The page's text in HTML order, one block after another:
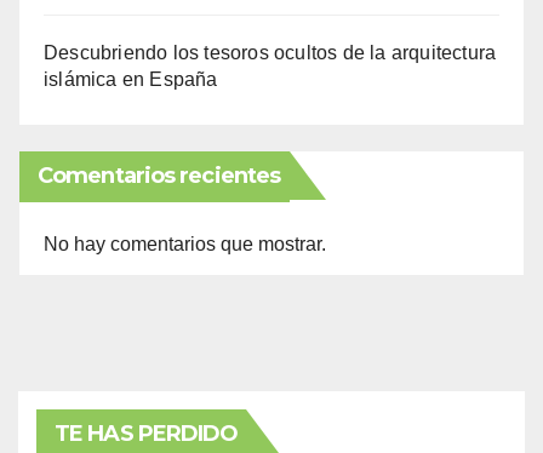
Descubriendo los tesoros ocultos de la arquitectura
islámica en España
Comentarios recientes
No hay comentarios que mostrar.
TE HAS PERDIDO